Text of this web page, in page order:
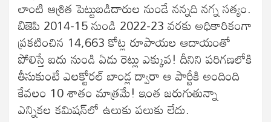
లాంటి ఆశ్రిత పెట్టుబడిదారుల నుండే నన్నది నగ్న సత్యం.
బిజెపి 2014-15 నుండి 2022-23 వరకు అధికారికంగా
ప్రకటించిన 14,663 కోట్ల రూపాయల ఆదాయంతో
పోలిస్తే ఐదు నుండి ఏడు రెట్లు ఎక్కువ! దీనిని పరిగణలోకి
తీసుకుంటే ఎలక్టోరల్‌ బాండ్ల ద్వారా ఆ పార్టీకి అందింది
కేవలం 10 శాతం మాత్రమే! ఇంత జరుగుతున్నా
ఎన్నికల కమిషన్‌లో ఉలుకు పలుకు లేదు.